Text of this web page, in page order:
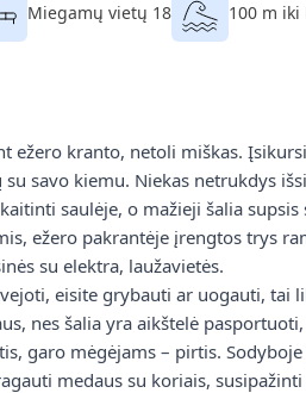
Miegamų vietų 18 100 m iki
ežero kranto, netoli miškas.
savo kiemu. Niekas netrukdys
saulėje, o mažieji šalia
ežero pakrantėje įrengtos trys
su elektra, laužavietės.
eisite grybauti ar uogauti, tai
nes šalia yra aikštelė
garo mėgėjams – pirtis.
medaus su koriais,